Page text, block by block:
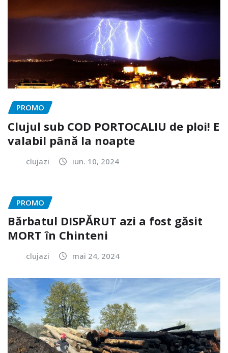
PROMO
Clujul sub COD PORTOCALIU de ploi! E
valabil până la noapte
clujazi iun. 10, 2024
PROMO
Bărbatul DISPĂRUT azi a fost găsit
MORT în Chinteni
clujazi mai 24, 2024